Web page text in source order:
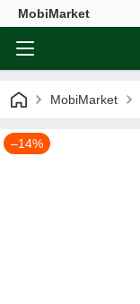
MobiMarket
MobiMarket
–14%